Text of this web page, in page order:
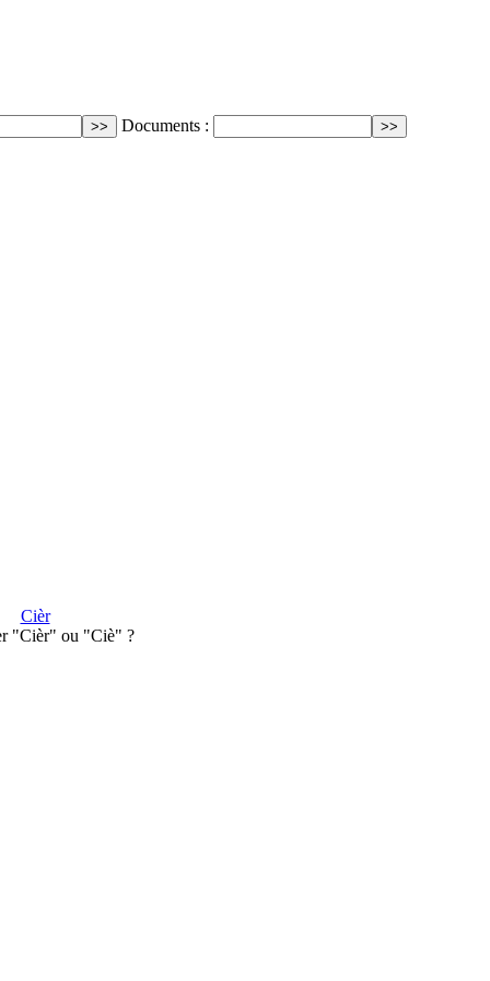
Documents :
Cièr
"Cièr" ou "Ciè" ?